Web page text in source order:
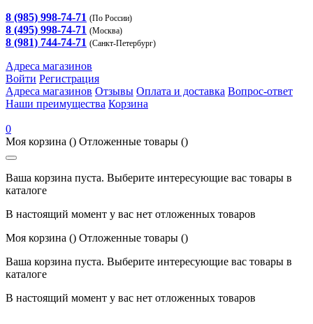
8 (985) 998-74-71 (По России)
8 (495) 998-74-71 (Москва)
8 (981) 744-74-71 (Санкт-Петербург)
Адреса магазинов
Войти Регистрация
Адреса магазинов Отзывы Оплата и доставка Вопрос-ответ
Наши преимущества Корзина
0
Моя корзина () Отложенные товары ()
Ваша корзина пуста. Выберите интересующие вас товары в
каталоге
В настоящий момент у вас нет отложенных товаров
Моя корзина () Отложенные товары ()
Ваша корзина пуста. Выберите интересующие вас товары в
каталоге
В настоящий момент у вас нет отложенных товаров